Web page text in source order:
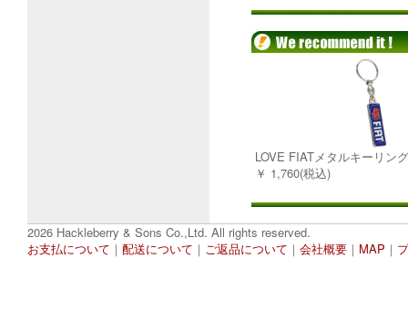
LOVE FIATメタルキーリン
￥ 1,760(税込)
2026 Hackleberry & Sons Co.,Ltd. All rights reserved.
お支払について ｜ 配送について ｜ ご返品について ｜ 会社概要 ｜ MAP ｜